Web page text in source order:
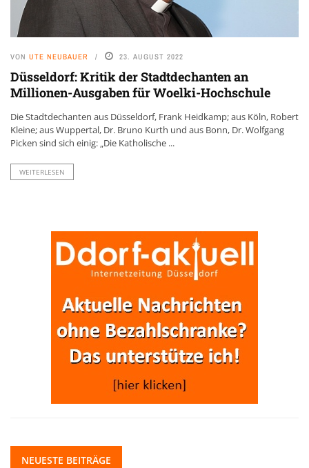
VON UTE NEUBAUER 23. AUGUST 2022
Düsseldorf: Kritik der Stadtdechanten an
Millionen-Ausgaben für Woelki-Hochschule
Die Stadtdechanten aus Düsseldorf, Frank Heidkamp; aus Köln, Robert
Kleine; aus Wuppertal, Dr. Bruno Kurth und aus Bonn, Dr. Wolfgang
Picken sind sich einig: „Die Katholische ...
WEITERLESEN
NEUESTE BEITRÄGE